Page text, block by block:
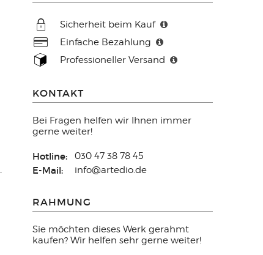
Sicherheit beim Kauf
Einfache Bezahlung
Professioneller Versand
KONTAKT
Bei Fragen helfen wir Ihnen immer
gerne weiter!
Hotline: 030 47 38 78 45
E-Mail: info@artedio.de
RAHMUNG
Sie möchten dieses Werk gerahmt
kaufen? Wir helfen sehr gerne weiter!